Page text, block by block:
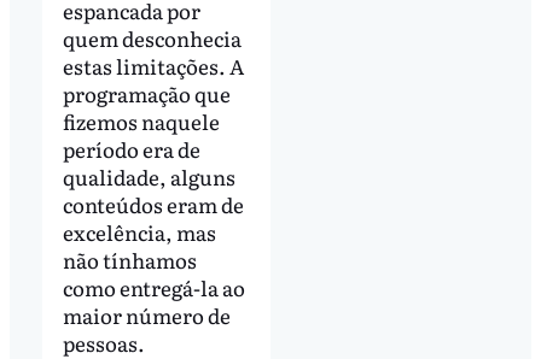
espancada por
quem desconhecia
estas limitações. A
programação que
fizemos naquele
período era de
qualidade, alguns
conteúdos eram de
excelência, mas
não tínhamos
como entregá-la ao
maior número de
pessoas.